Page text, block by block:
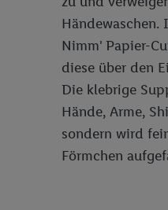
Händewaschen.
Nimm' Papier-
diese über den
Die klebrige
Hände, Arme,
sondern wird
Förmchen